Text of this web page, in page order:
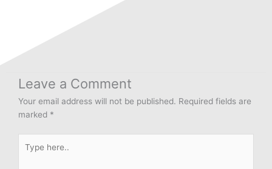
Leave a Comment
Your email address will not be published. Required fields are
marked *
here..